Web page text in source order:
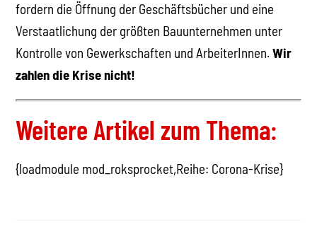
fordern die Öffnung der Geschäftsbücher und eine
Verstaatlichung der größten Bauunternehmen unter
Kontrolle von Gewerkschaften und ArbeiterInnen.Wir
zahlen die Krise nicht!
Weitere Artikel zum Thema:
{loadmodule mod_roksprocket,Reihe: Corona-Krise}